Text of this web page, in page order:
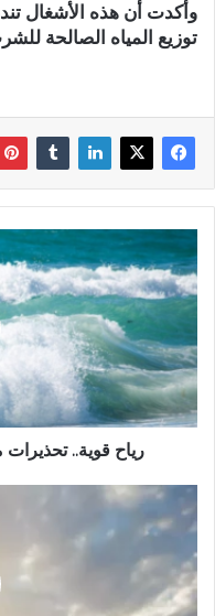
وأكدت أن هذه الأشغال
توزيع المياه الصالحة
رياح قوية..